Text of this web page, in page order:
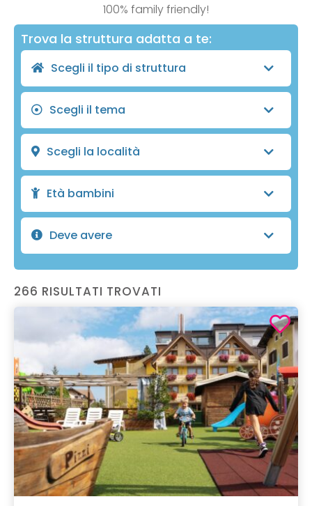
100% family friendly!
Trova la struttura adatta a te:
Scegli il tipo di struttura
Scegli il tema
Scegli la località
Età bambini
Deve avere
266 RISULTATI TROVATI